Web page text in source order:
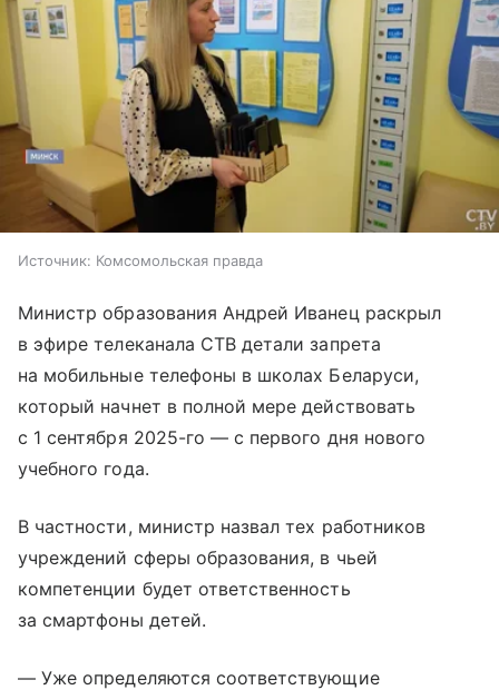
Источник: Комсомольская правда
Министр образования Андрей Иванец раскрыл
в эфире телеканала СТВ детали запрета
на мобильные телефоны в школах Беларуси,
который начнет в полной мере действовать
с 1 сентября 2025-го — с первого дня нового
учебного года.
В частности, министр назвал тех работников
учреждений сферы образования, в чьей
компетенции будет ответственность
за смартфоны детей.
— Уже определяются соответствующие